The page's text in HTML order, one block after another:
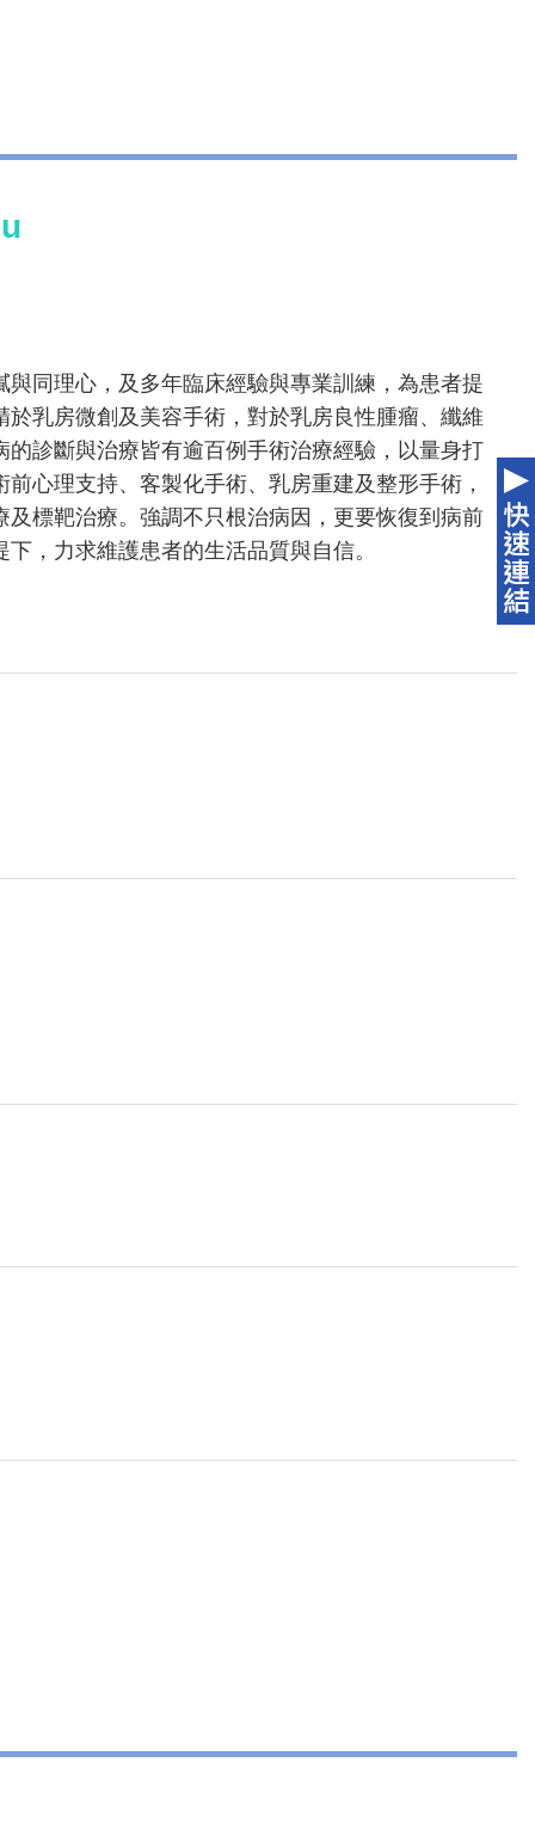
同理心，及多年臨床經驗與專業訓練，為患者提
乳房微創及美容手術，對於乳房良性腫瘤、纖維
診斷與治療皆有逾百例手術治療經驗，以量身打
心理支持、客製化手術、乳房重建及整形手術，
標靶治療。強調不只根治病因，更要恢復到病前
，力求維護患者的生活品質與自信。